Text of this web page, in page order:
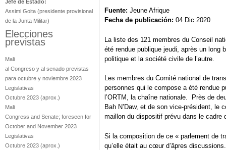
Fuente: Jeune Afrique
Fecha de publicación: 04 Dic 2020
La liste des 121 membres du Conseil
été rendue publique jeudi, après un long
politique et la société civile de l’autre.
Les membres du Comité national de
personnes qui le compose a été rendue
l’ORTM, la chaîne nationale. Près de
Bah N’Daw, et de son vice-président, le
maillon du dispositif prévu dans le cadre
Si la composition de ce « parlement de
qu’elle était au cœur d’âpres
Jefe de Estado:
Assimi Goita (presidente provisional
de la Junta Militar)
Elecciones
previstas
Mali
al Congreso y al senado previstas
para octubre y noviembre 2023
Legislativas
Octubre 2023 (aprox.)
Mali
Congress and Senate; foreseen for
October and November 2023
Legislativas
Octubre 2023 (aprox.)